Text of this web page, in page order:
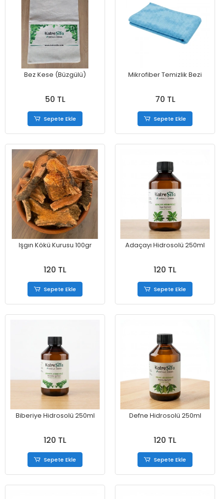
Bez Kese (Büzgülü)
50 TL
Sepete Ekle
Mikrofiber Temizlik Bezi
70 TL
Sepete Ekle
Işgın Kökü Kurusu 100gr
120 TL
Sepete Ekle
Adaçayı Hidrosolü 250ml
120 TL
Sepete Ekle
Biberiye Hidrosolü 250ml
120 TL
Sepete Ekle
Defne Hidrosolü 250ml
120 TL
Sepete Ekle